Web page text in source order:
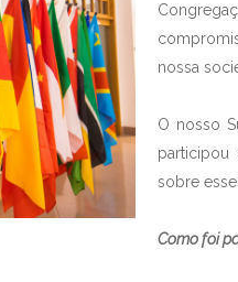
nossa
O nosso
sobre
Como foi